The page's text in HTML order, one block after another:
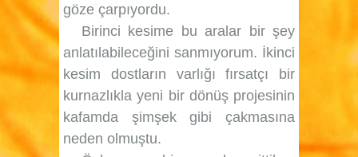
göze çarpıyordu.
Birinci kesime bu aralar bir şey
anlatılabileceğini sanmıyorum. İkinci
kesim dostların varlığı fırsatçı bir
kurnazlıkla yeni bir dönüş projesinin
kafamda şimşek gibi çakmasına
neden olmuştu.